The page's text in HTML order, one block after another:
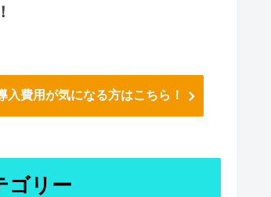
入費用が気になる方はこちら！
ゴリー